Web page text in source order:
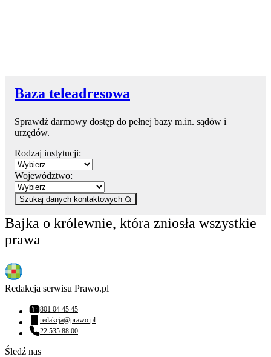
Baza teleadresowa
Sprawdź darmowy dostęp do pełnej bazy m.in. sądów i
urzędów.
Rodzaj instytucji:
Województwo:
Szukaj danych kontaktowych
Bajka o królewnie, która zniosła wszystkie
prawa
Redakcja serwisu Prawo.pl
Numer telefonu:
801 04 45 45
Adres email:
redakcja@prawo.pl
Numer telefonu:
22 535 88 00
Śledź nas